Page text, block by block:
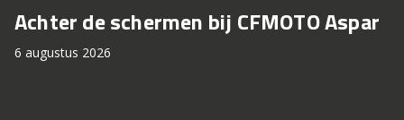
Achter de schermen bij CFMOTO Aspar
6 augustus 2026